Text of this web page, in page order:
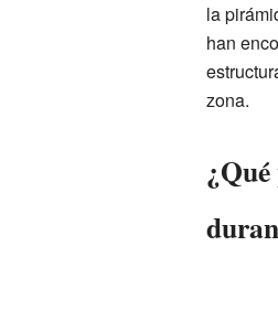
la
han
zona.